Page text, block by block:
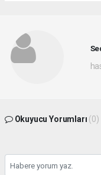
Okuyucu Yorumları (0)